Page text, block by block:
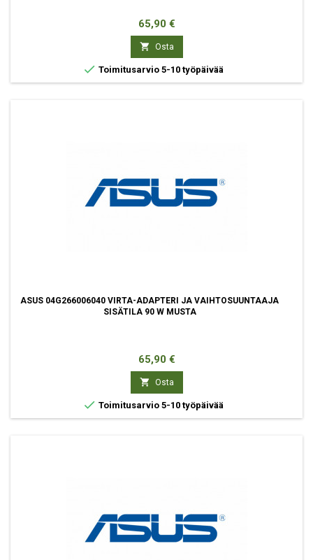
Hinta
65,90 €
 Osta
 Toimitusarvio 5-10 työpäivää
ASUS 04G266006040 VIRTA-ADAPTERI JA VAIHTOSUUNTAAJA
SISÄTILA 90 W MUSTA
Hinta
65,90 €
 Osta
 Toimitusarvio 5-10 työpäivää